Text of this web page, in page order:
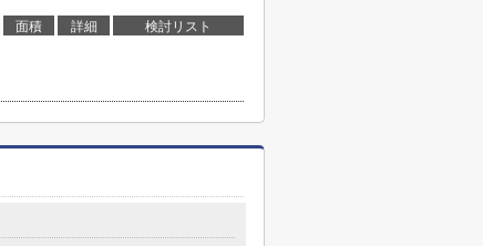
面積 詳細 検討リスト